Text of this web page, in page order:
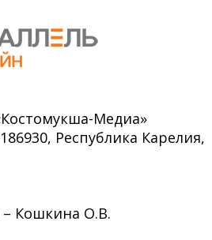
Медиа»
Республика Карелия,
Кошкина О.В.